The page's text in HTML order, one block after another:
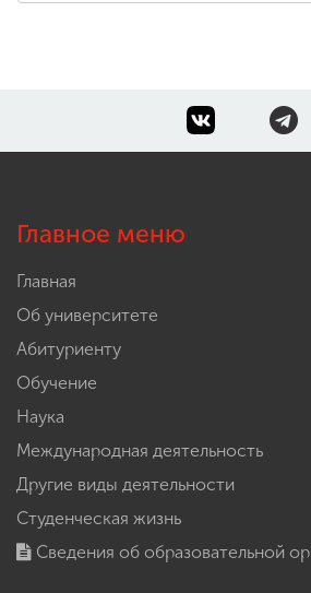
Главное меню
Главная
Об университете
Абитуриенту
Обучение
Наука
Международная деятельность
Другие виды деятельности
Студенческая жизнь
Сведения об образовательной